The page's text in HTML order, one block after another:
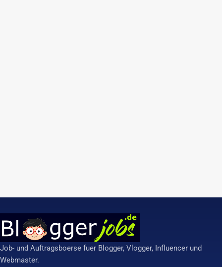
Job- und Auftragsboerse fuer Blogger, Vlogger, Influencer und
Webmaster.